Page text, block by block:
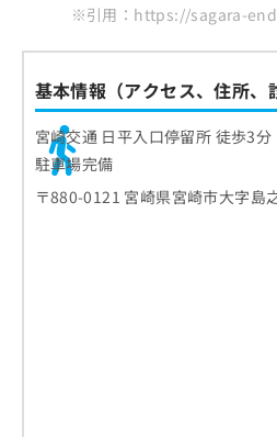
※引用：https://sagara-
基本情報（アクセス、住所、
宮崎交通 日平入口停留所 徒歩3分
駐車場完備
〒880-0121 宮崎県宮崎市大字島